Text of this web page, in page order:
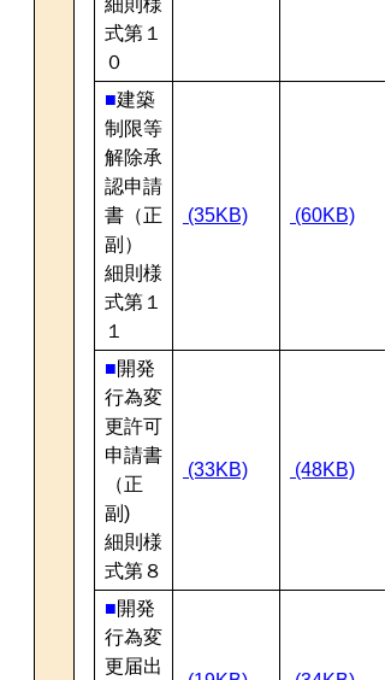
細則様
式第１
０
■建築
制限等
解除承
認申請
書（正
副）
細則様
式第１
１
(35KB) (60KB)
■開発
行為変
更許可
申請書
（正
副)
細則様
式第８
(33KB) (48KB)
■開発
行為変
更届出